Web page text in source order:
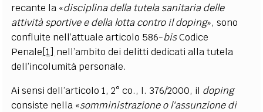
recante la «disciplina della tutela sanitaria delle
attività sportive e della lotta contro il doping», sono
confluite nell’attualearticolo 586-bisCodice
Penale[1] nell’ambito dei delitti dedicati alla tutela
dell’incolumità personale.
Ai sensi dell’articolo 1, 2° co., l. 376/2000, il doping
consiste nella «somministrazione o l'assunzione di